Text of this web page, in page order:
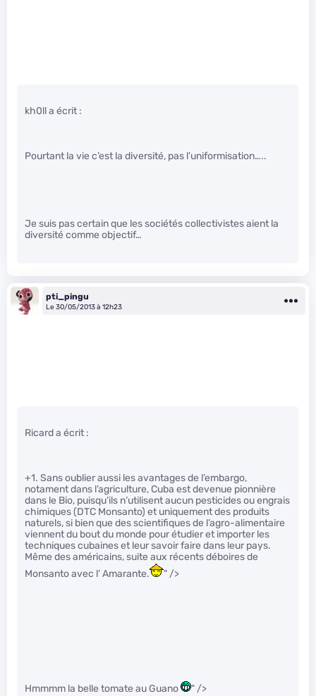
kh0ll a écrit :
Pourtant la vie c’est la diversité, pas l’uniformisation…..
Je suis pas certain que les sociétés collectivistes aient la
diversité comme objectif…
pti_pingu
Le 30/05/2013 à 12h23
Ricard a écrit :
+1. Sans oublier aussi les avantages de l’embargo,
notament dans l’agriculture, Cuba est devenue pionnière
dans le Bio, puisqu’ils n’utilisent aucun pesticides ou engrais
chimiques (DTC Monsanto) et uniquement des produits
naturels, si bien que des scientifiques de l’agro-alimentaire
viennent du bout du monde pour étudier et importer les
techniques cubaines et leur savoir faire dans leur pays.
Même des américains, suite aux récents déboires de
Monsanto avec l’ Amarante.
" />
Hmmmm la belle tomate au Guano " />